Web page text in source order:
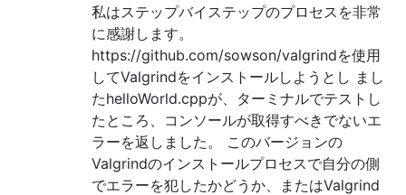
私はステップバイステップのプロセスを非常
に感謝します。
https://github.com/sowson/valgrindを使用
してValgrindをインストールしようとし まし
たhelloWorld.cppが、ターミナルでテストし
たところ、コンソールが取得すべきでないエ
ラーを返しました。 このバージョンの
Valgrindのインストールプロセスで自分の側
でエラーを犯したかどうか、またはValgrind